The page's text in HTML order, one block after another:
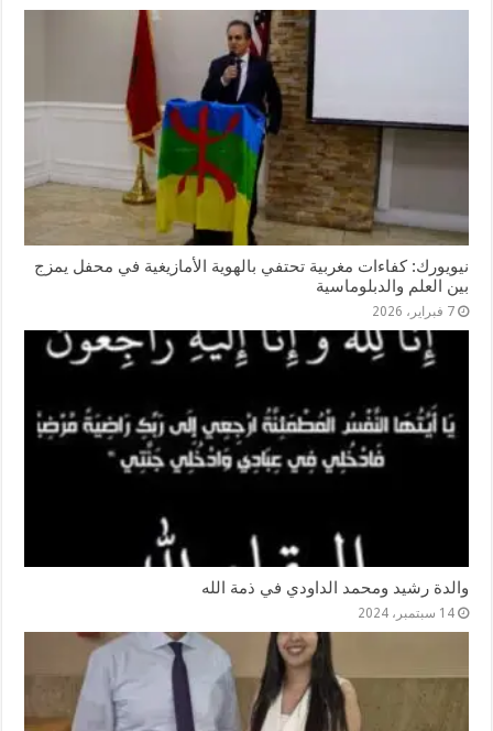
نيويورك: كفاءات مغربية تحتفي بالهوية الأمازيغية في محفل يمزج
بين العلم والدبلوماسية
7 فبراير، 2026
والدة رشيد ومحمد الداودي في ذمة الله
14 سبتمبر، 2024